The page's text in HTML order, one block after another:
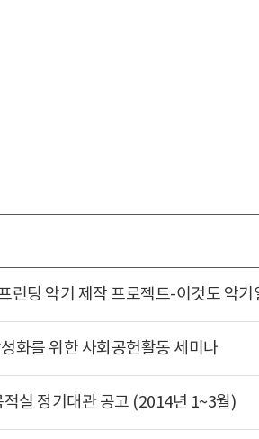
린팅 악기 제작 프로젝트-이것도 악기
화를 위한 사회공헌활동 세미나
실 정기대관 공고 (2014년 1~3월)